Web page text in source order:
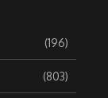
(196)
(803)